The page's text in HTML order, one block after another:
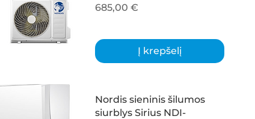
Kaina
685,00 €
Į krepšelį
Nordis sieninis šilumos
siurblys Sirius NDI-